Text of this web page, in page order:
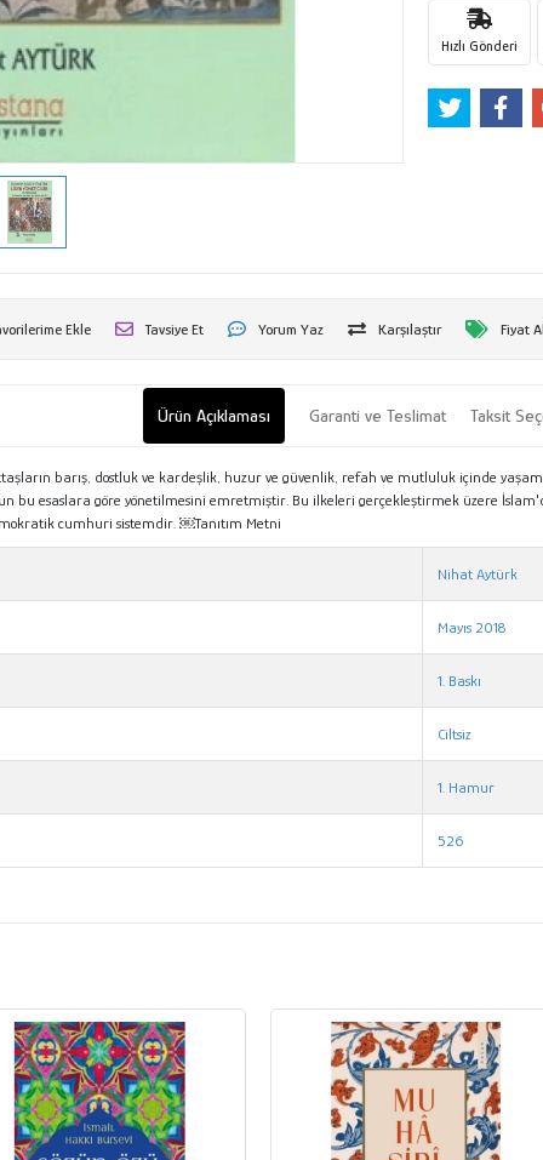
Hızlı Gönderi
Ekle Tavsiye Et Yorum Yaz Karşılaştır Fiyat
Ürün Açıklaması Garanti ve Teslimat Taksit
barış, dostluk ve kardeşlik, huzur ve güvenlik, refah ve mutluluk içinde
esaslara göre yönetilmesini emretmiştir. Bu ilkeleri gerçekleştirmek üzere
cumhuri sistemdir. ￼Tanıtım Metni
Nihat Aytürk
Mayıs 2018
1. Baskı
Ciltsiz
1. Hamur
526